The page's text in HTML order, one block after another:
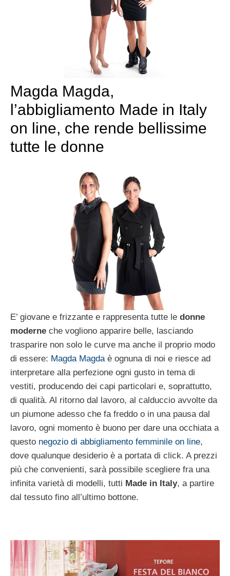
Magda Magda,
l’abbigliamento Made in Italy
on line, che rende bellissime
tutte le donne
E’ giovane e frizzante e rappresenta tutte le donne
moderne che vogliono apparire belle, lasciando
trasparire non solo le curve ma anche il proprio modo
di essere: Magda Magda è ognuna di noi e riesce ad
interpretare alla perfezione ogni gusto in tema di
vestiti, producendo dei capi particolari e, soprattutto,
di qualità. Al ritorno dal lavoro, al calduccio avvolte da
un piumone adesso che fa freddo o in una pausa dal
lavoro, ogni momento è buono per dare una occhiata a
questo negozio di abbigliamento femminile on line,
dove qualunque desiderio è a portata di click. A prezzi
più che convenienti, sarà possibile scegliere fra una
infinita varietà di modelli, tutti Made in Italy, a partire
dal tessuto fino all’ultimo bottone.